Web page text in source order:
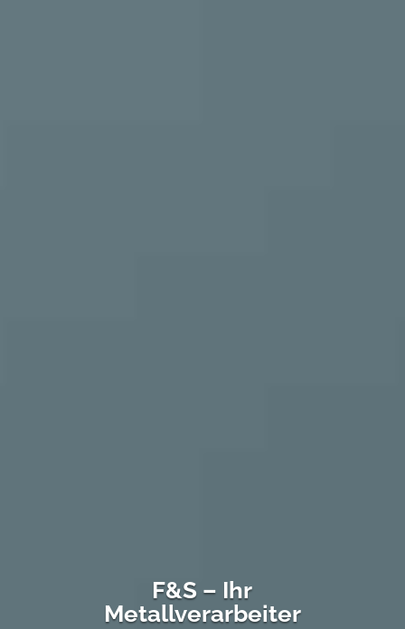
F&S – Ihr
Metallverarbeiter